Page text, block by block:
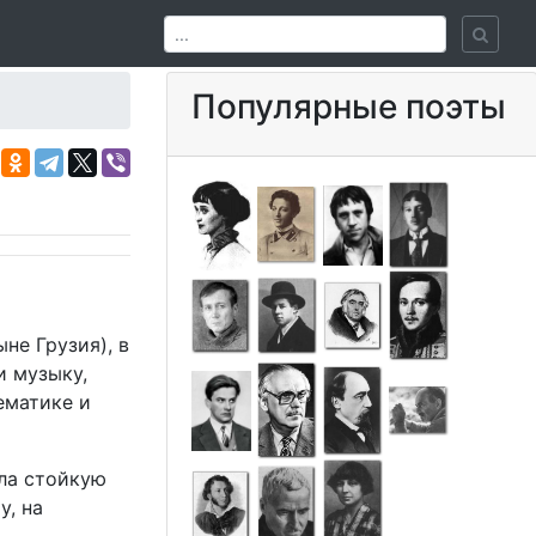
Грузия), в
музыку,
и
стойкую
на
Популярные поэты